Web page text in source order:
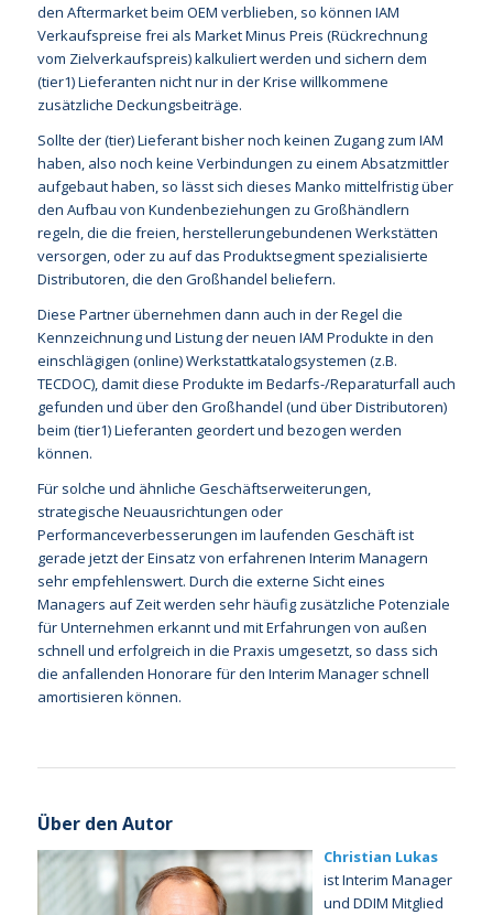
den Aftermarket beim OEM verblieben, so können IAM
Verkaufspreise frei als Market Minus Preis (Rückrechnung
vom Zielverkaufspreis) kalkuliert werden und sichern dem
(tier1) Lieferanten nicht nur in der Krise willkommene
zusätzliche Deckungsbeiträge.
Sollte der (tier) Lieferant bisher noch keinen Zugang zum IAM
haben, also noch keine Verbindungen zu einem Absatzmittler
aufgebaut haben, so lässt sich dieses Manko mittelfristig über
den Aufbau von Kundenbeziehungen zu Großhändlern
regeln, die die freien, herstellerungebundenen Werkstätten
versorgen, oder zu auf das Produktsegment spezialisierte
Distributoren, die den Großhandel beliefern.
Diese Partner übernehmen dann auch in der Regel die
Kennzeichnung und Listung der neuen IAM Produkte in den
einschlägigen (online) Werkstattkatalogsystemen (z.B.
TECDOC), damit diese Produkte im Bedarfs-/Reparaturfall auch
gefunden und über den Großhandel (und über Distributoren)
beim (tier1) Lieferanten geordert und bezogen werden
können.
Für solche und ähnliche Geschäftserweiterungen,
strategische Neuausrichtungen oder
Performanceverbesserungen im laufenden Geschäft ist
gerade jetzt der Einsatz von erfahrenen Interim Managern
sehr empfehlenswert. Durch die externe Sicht eines
Managers auf Zeit werden sehr häufig zusätzliche Potenziale
für Unternehmen erkannt und mit Erfahrungen von außen
schnell und erfolgreich in die Praxis umgesetzt, so dass sich
die anfallenden Honorare für den Interim Manager schnell
amortisieren können.
Über den Autor
Christian Lukas
ist Interim Manager
und DDIM Mitglied